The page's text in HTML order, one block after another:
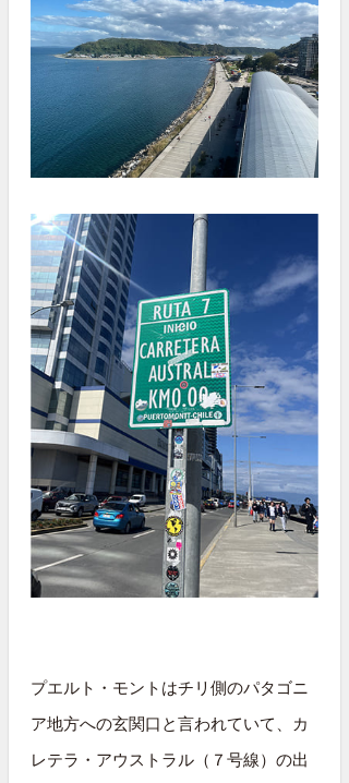
プエルト・モントはチリ側のパタゴニ
ア地方への玄関口と言われていて、カ
レテラ・アウストラル（７号線）の出